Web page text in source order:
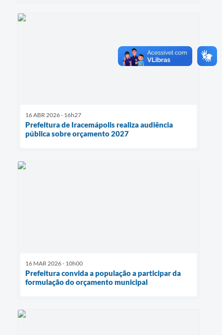
16 ABR 2026 - 16h27
Prefeitura de Iracemápolis realiza audiência
pública sobre orçamento 2027
16 MAR 2026 - 10h00
Prefeitura convida a população a participar da
formulação do orçamento municipal